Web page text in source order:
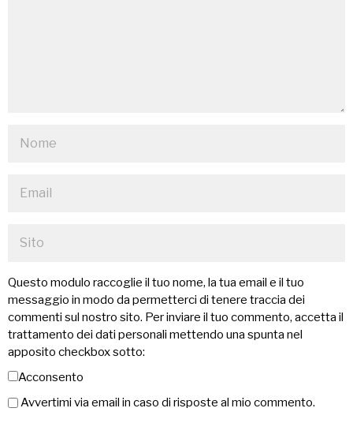
Questo modulo raccoglie il tuo nome, la tua email e il tuo
messaggio in modo da permetterci di tenere traccia dei
commenti sul nostro sito. Per inviare il tuo commento, accetta il
trattamento dei dati personali mettendo una spunta nel
apposito checkbox sotto:
Acconsento
Avvertimi via email in caso di risposte al mio commento.